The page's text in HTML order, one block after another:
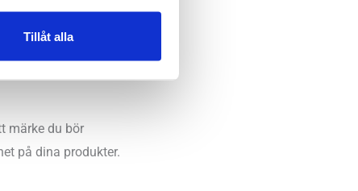
Tillåt alla
du också den
märke du bör
på dina produkter.